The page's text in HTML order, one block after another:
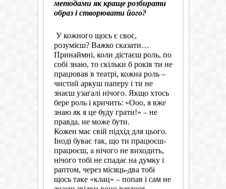
методами як краще розбирати
образ і створювати його?
У кожного щось є своє,
розумієш? Важко сказати…
Принаймні, коли дістаєш роль, по
собі знаю, то скільки б років ти не
працював в театрі, кожна роль –
чистий аркуш паперу і ти не
знаєш узагалі нічого. Якщо хтось
бере роль і кричить: «Ооо, я вже
знаю як я це буду грати!» – не
правда, не може бути.
Кожен має свій підхід для цього.
Іноді буває так, що ти працюєш-
працюєш, а нічого не виходить,
нічого тобі не спадає на думку і
раптом, через місяць-два тобі
щось таке «клац» – попав і сам не